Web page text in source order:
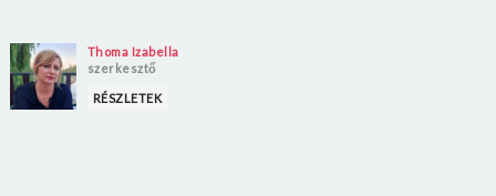
Thoma Izabella
szerkesztő
RÉSZLETEK